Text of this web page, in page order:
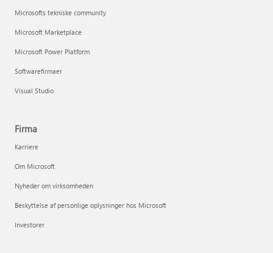
Microsofts tekniske community
Microsoft Marketplace
Microsoft Power Platform
Softwarefirmaer
Visual Studio
Firma
Karriere
Om Microsoft
Nyheder om virksomheden
Beskyttelse af personlige oplysninger hos Microsoft
Investorer